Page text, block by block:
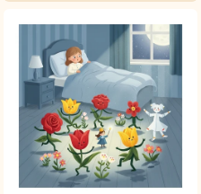
Rudyard
Kipling
Selma
Lagerlöf